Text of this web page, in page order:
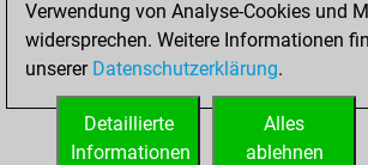
You won
against Fritz
Fritz
You created
your Fritz account
Verwendung von Analyse-Cookies und
widersprechen. Weitere Informationen
unserer Datenschutzerklärung.
Alles
ablehnen
Detaillierte
Informationen